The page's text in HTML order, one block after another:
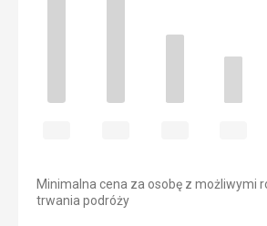
Minimalna cena za osobę z możliwymi
trwania podróży